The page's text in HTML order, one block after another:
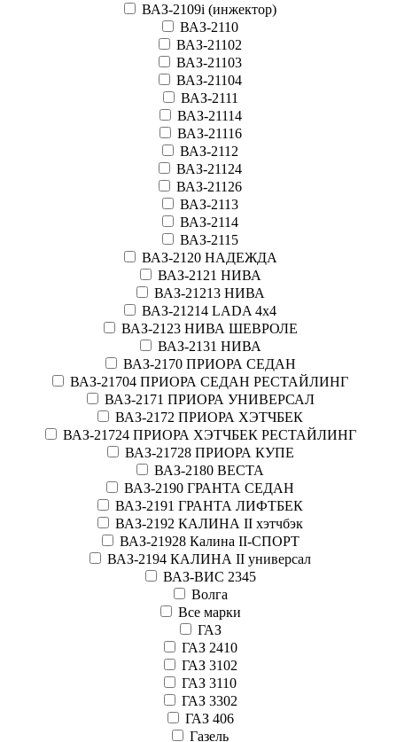
ВАЗ-2109i (инжектор)
ВАЗ-2110
ВАЗ-21102
ВАЗ-21103
ВАЗ-21104
ВАЗ-2111
ВАЗ-21114
ВАЗ-21116
ВАЗ-2112
ВАЗ-21124
ВАЗ-21126
ВАЗ-2113
ВАЗ-2114
ВАЗ-2115
ВАЗ-2120 НАДЕЖДА
ВАЗ-2121 НИВА
ВАЗ-21213 НИВА
ВАЗ-21214 LADA 4х4
ВАЗ-2123 НИВА ШЕВРОЛЕ
ВАЗ-2131 НИВА
ВАЗ-2170 ПРИОРА СЕДАН
ВАЗ-21704 ПРИОРА СЕДАН РЕСТАЙЛИНГ
ВАЗ-2171 ПРИОРА УНИВЕРСАЛ
ВАЗ-2172 ПРИОРА ХЭТЧБЕК
ВАЗ-21724 ПРИОРА ХЭТЧБЕК РЕСТАЙЛИНГ
ВАЗ-21728 ПРИОРА КУПЕ
ВАЗ-2180 ВЕСТА
ВАЗ-2190 ГРАНТА СЕДАН
ВАЗ-2191 ГРАНТА ЛИФТБЕК
ВАЗ-2192 КАЛИНА II хэтчбэк
ВАЗ-21928 Калина II-СПОРТ
ВАЗ-2194 КАЛИНА II универсал
ВАЗ-ВИС 2345
Волга
Все марки
ГАЗ
ГАЗ 2410
ГАЗ 3102
ГАЗ 3110
ГАЗ 3302
ГАЗ 406
Газель